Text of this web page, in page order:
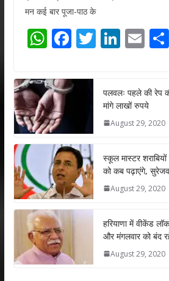
मन कई बार पूजा-पाठ के
W
at
s
A
p
p
F
e
b
o
k
T
er
Li
e
dI
n
E
l
S
पलवलः पहले की रेप
मांगे लाखों रुपये
August 29, 2020
स्कूल मास्टर
को कब पढ़ाएंगे,
August 29, 2020
हरियाणा में वीकेंड
और मंगलवार को बंद
August 29, 2020